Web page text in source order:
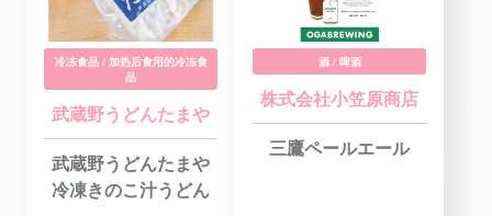
冷冻食品 / 加热后食用的冷冻食
品
武蔵野うどんたまや
武蔵野うどんたまや
冷凍きのこ汁うどん
酒 / 啤酒
株式会社小笠原商店
三鷹ペールエール